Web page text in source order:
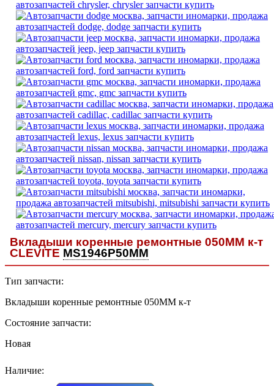
Вкладыши коренные ремонтные 050MM к-т
CLEVITE MS1946P50MM
Тип запчасти:
Вкладыши коренные ремонтные 050MM к-т
Состояние запчасти:
Новая
Наличие: